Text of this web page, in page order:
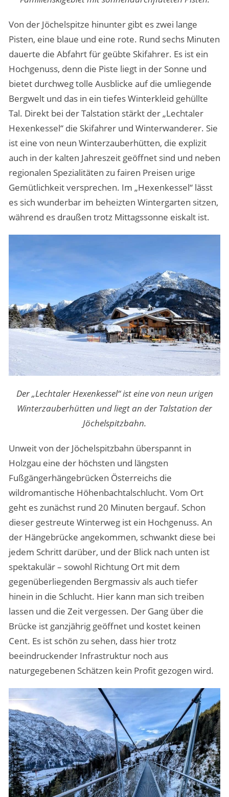
Von der Jöchelspitze hinunter gibt es zwei lange
Pisten, eine blaue und eine rote. Rund sechs Minuten
dauerte die Abfahrt für geübte Skifahrer. Es ist ein
Hochgenuss, denn die Piste liegt in der Sonne und
bietet durchweg tolle Ausblicke auf die umliegende
Bergwelt und das in ein tiefes Winterkleid gehüllte
Tal. Direkt bei der Talstation stärkt der „Lechtaler
Hexenkessel“ die Skifahrer und Winterwanderer. Sie
ist eine von neun Winterzauberhütten, die explizit
auch in der kalten Jahreszeit geöffnet sind und neben
regionalen Spezialitäten zu fairen Preisen urige
Gemütlichkeit versprechen. Im „Hexenkessel“ lässt
es sich wunderbar im beheizten Wintergarten sitzen,
während es draußen trotz Mittagssonne eiskalt ist.
Der „Lechtaler Hexenkessel“ ist eine von neun urigen
Winterzauberhütten und liegt an der Talstation der
Jöchelspitzbahn.
Unweit von der Jöchelspitzbahn überspannt in
Holzgau eine der höchsten und längsten
Fußgängerhängebrücken Österreichs die
wildromantische Höhenbachtalschlucht. Vom Ort
geht es zunächst rund 20 Minuten bergauf. Schon
dieser gestreute Winterweg ist ein Hochgenuss. An
der Hängebrücke angekommen, schwankt diese bei
jedem Schritt darüber, und der Blick nach unten ist
spektakulär – sowohl Richtung Ort mit dem
gegenüberliegenden Bergmassiv als auch tiefer
hinein in die Schlucht. Hier kann man sich treiben
lassen und die Zeit vergessen. Der Gang über die
Brücke ist ganzjährig geöffnet und kostet keinen
Cent. Es ist schön zu sehen, dass hier trotz
beeindruckender Infrastruktur noch aus
naturgegebenen Schätzen kein Profit gezogen wird.